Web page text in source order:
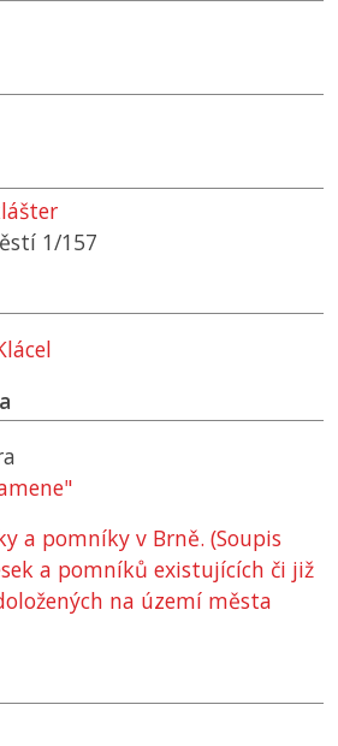
1/157
a pomníky v Brně. (Soupis
a pomníků existujících či již
na území města